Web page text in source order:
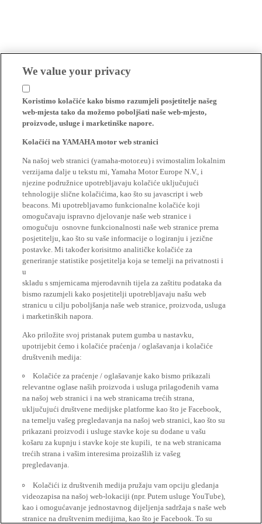
We value your privacy
Koristimo kolačiće kako bismo razumjeli posjetitelje našeg
web-mjesta tako da možemo poboljšati naše web-mjesto,
proizvode, usluge i marketinške napore.
Kolačići na YAMAHA motor web stranici
Na našoj web stranici (yamaha-motor.eu) i svimostalim lokalnim
verzijama dalje u tekstu mi, Yamaha Motor Europe N.V., i
njezine podružnice upotrebljavaju kolačiće uključujući
tehnologije slične kolačićima, kao što su javascript i web
beacons. Mi upotrebljavamo funkcionalne kolačiće koji
omogučavaju ispravno djelovanje naše web stranice i
omogučuju osnovne funkcionalnosti naše web stranice prema
posjetitelju, kao što su vaše informacije o logiranju i jezične
postavke. Mi također korisitmo analitičke kolačiće za
generiranje statistike posjetitelja koja se temelji na privatnosti i
u
skladu s smjernicama mjerodavnih tijela za zaštitu podataka da
bismo razumjeli kako posjetitelji upotrebljavaju našu web
stranicu u cilju poboljšanja naše web stranice, proizvoda, usluga
i marketinških napora.
Ako priložite svoj pristanak putem gumba u nastavku,
upotrijebit ćemo i kolačiće praćenja / oglašavanja i kolačiće
društvenih medija:
Kolačiće za praćenje / oglašavanje kako bismo prikazali
relevantne oglase naših proizvoda i usluga prilagođenih vama
na našoj web stranici i na web stranicama trećih strana,
uključujući društvene medijske platforme kao što je Facebook,
na temelju vašeg pregledavanja na našoj web stranici, kao što su
prikazani proizvodi i usluge stavke koje su dodane u vašu
košaru za kupnju i stavke koje ste kupili, te na web stranicama
trećih strana i vašim interesima proizašlih iz vašeg
pregledavanja.
Kolačići iz društvenih medija pružaju vam opciju gledanja
videozapisa na našoj web-lokaciji (npr. Putem usluge YouTube),
kao i omogućavanje jednostavnog dijeljenja sadržaja s naše web
stranice na društvenim medijima, kao što je Facebook. To su